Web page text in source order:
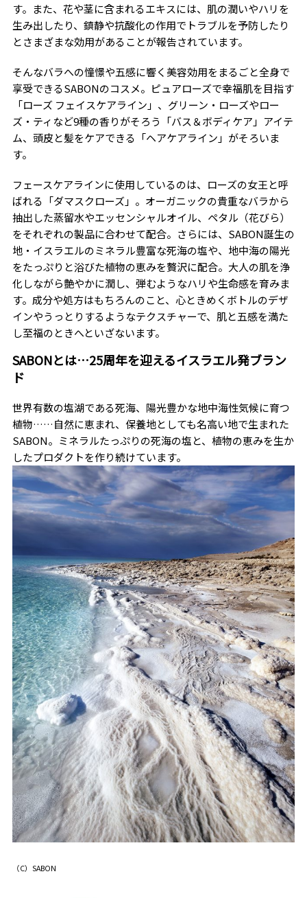
す。また、花や茎に含まれるエキスには、肌の潤いやハリを
生み出したり、鎮静や抗酸化の作用でトラブルを予防したり
とさまざまな効用があることが報告されています。
そんなバラへの憧憬や五感に響く美容効用をまるごと全身で
享受できるSABONのコスメ。ピュアローズで幸福肌を目指す
「ローズ フェイスケアライン」、グリーン・ローズやロー
ズ・ティなど9種の香りがそろう「バス＆ボディケア」アイテ
ム、頭皮と髪をケアできる「ヘアケアライン」がそろいま
す。
フェースケアラインに使用しているのは、ローズの女王と呼
ばれる「ダマスクローズ」。オーガニックの貴重なバラから
抽出した蒸留水やエッセンシャルオイル、ペタル（花びら）
をそれぞれの製品に合わせて配合。さらには、SABON誕生の
地・イスラエルのミネラル豊富な死海の塩や、地中海の陽光
をたっぷりと浴びた植物の恵みを贅沢に配合。大人の肌を浄
化しながら艶やかに潤し、弾むようなハリや生命感を育みま
す。成分や処方はもちろんのこと、心ときめくボトルのデザ
インやうっとりするようなテクスチャーで、肌と五感を満た
し至福のときへといざないます。
SABONとは…25周年を迎えるイスラエル発ブラン
ド
世界有数の塩湖である死海、陽光豊かな地中海性気候に育つ
植物……自然に恵まれ、保養地としても名高い地で生まれた
SABON。ミネラルたっぷりの死海の塩と、植物の恵みを生か
したプロダクトを作り続けています。
（C）SABON